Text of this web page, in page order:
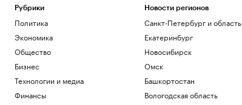
этого теряют компании
Образование
Силы ПВО уничтожили над Россией
почти 400 беспилотников за ночь
Политика
На Ильском НПЗ произошел пожар из-
за атаки БПЛА
Политика
Рубрики
Политика
Экономика
Общество
Бизнес
Технологии и медиа
Финансы
Новости регионов
Санкт-Петербург и область
Екатеринбург
Новосибирск
Омск
Башкортостан
Вологодская область